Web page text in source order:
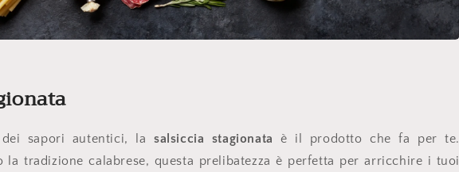
sapori autentici, la salsiccia stagionata è il prodotto che fa per te.
la tradizione calabrese, questa prelibatezza è perfetta per arricchire i tuoi